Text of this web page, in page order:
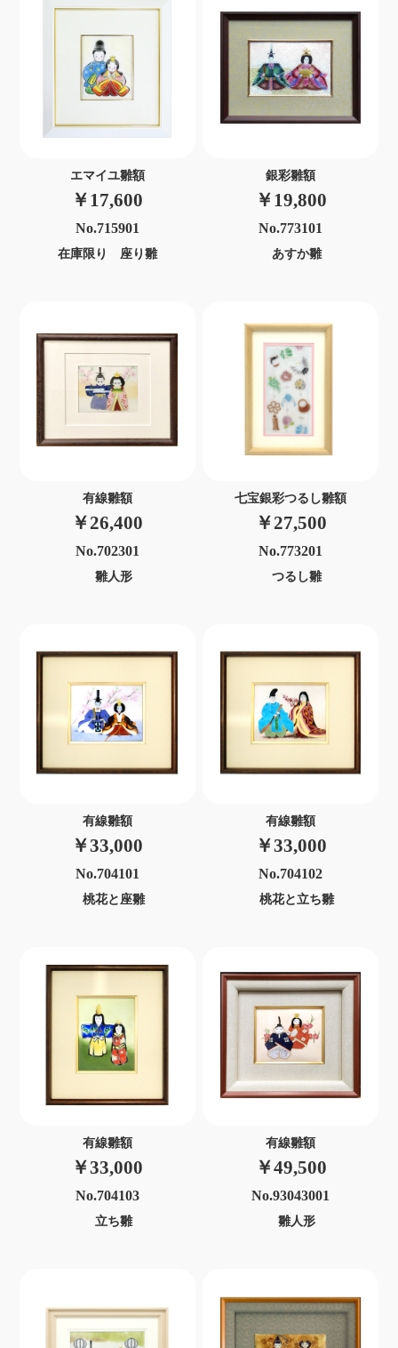
エマイユ雛額
￥17,600
No.715901
在庫限り 座り雛
銀彩雛額
￥19,800
No.773101
あすか雛
有線雛額
￥26,400
No.702301
雛人形
七宝銀彩つるし雛額
￥27,500
No.773201
つるし雛
有線雛額
￥33,000
No.704101
桃花と座雛
有線雛額
￥33,000
No.704102
桃花と立ち雛
有線雛額
￥33,000
No.704103
立ち雛
有線雛額
￥49,500
No.93043001
雛人形